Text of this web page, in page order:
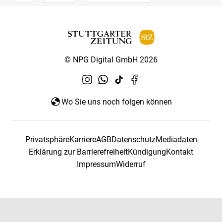
© NPG Digital GmbH 2026
Wo Sie uns noch folgen können
PrivatsphäreKarriereAGBDatenschutzMediadaten
Erklärung zur BarrierefreiheitKündigungKontakt
ImpressumWiderruf